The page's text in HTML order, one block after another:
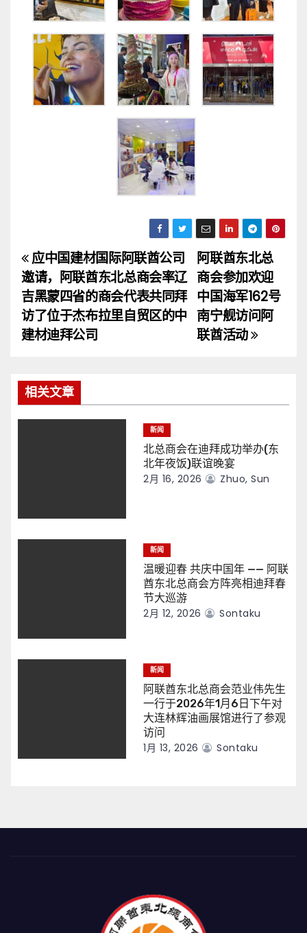
文
章
导
阿联酋东北总
商会参加欢迎
中国海军162号
南宁舰访问阿
联酋活动
应中国建材国际阿联酋公司
邀请，阿联酋东北总商会率辽
吉黑蒙四省的商会代表共同拜
访了位于杰布拉里自贸区的中
建材迪拜公司
相关文章
新闻
北总商会在迪拜成功举办(东
北年夜饭)联谊晚宴
2月 16, 2026 Zhuo, Sun
新闻
温暖迎春 共庆中国年 —— 阿联
酋东北总商会方阵亮相迪拜春
节大巡游
2月 12, 2026 Sontaku
新闻
阿联酋东北总商会范业伟先生
一行于2026年1月6日下午对
大连林辉油画展馆进行了参观
访问
1月 13, 2026 Sontaku